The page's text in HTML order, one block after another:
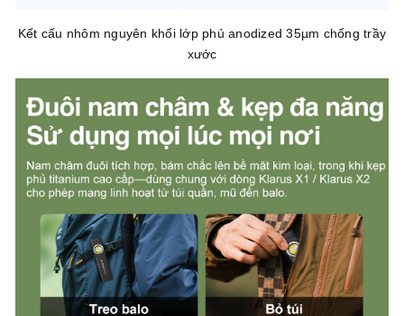
Kết cấu nhôm nguyên khối lớp phủ anodized 35µm chống trầy
xước